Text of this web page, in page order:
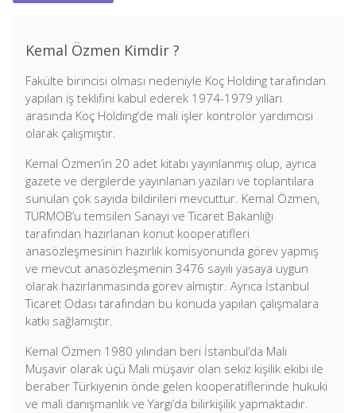
Kemal Özmen Kimdir ?
Fakülte birincisi olması nedeniyle Koç Holding tarafından
yapılan iş teklifini kabul ederek 1974-1979 yılları
arasında Koç Holding’de mali işler kontrolör yardımcısı
olarak çalışmıştır.
Kemal Özmen’in 20 adet kitabı yayınlanmış olup, ayrıca
gazete ve dergilerde yayınlanan yazıları ve toplantılara
sunulan çok sayıda bildirileri mevcuttur. Kemal Özmen,
TÜRMOB’u temsilen Sanayi ve Ticaret Bakanlığı
tarafından hazırlanan konut kooperatifleri
anasözleşmesinin hazırlık komisyonunda görev yapmış
ve mevcut anasözleşmenin 3476 sayılı yasaya uygun
olarak hazırlanmasında görev almıştır. Ayrıca İstanbul
Ticaret Odası tarafından bu konuda yapılan çalışmalara
katkı sağlamıştır.
Kemal Özmen 1980 yılından beri İstanbul’da Mali
Müşavir olarak üçü Mali müşavir olan sekiz kişilik ekibi ile
beraber Türkiyenin önde gelen kooperatiflerinde hukuki
ve mali danışmanlık ve Yargı’da bilirkişilik yapmaktadır.